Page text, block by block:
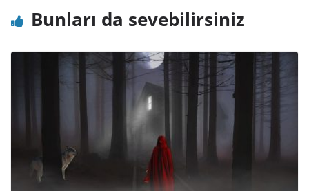
Bunları da sevebilirsiniz